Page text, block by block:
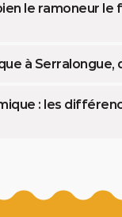
le ramoneur le
à Serralongue,
: les